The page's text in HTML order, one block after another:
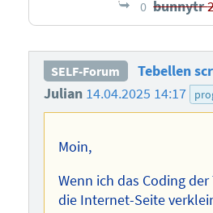
0 bunnytr
SELF-Forum
Tebellen
Julian 14.04.2025 14:17
Moin,
Wenn ich das Coding
die Internet-Seite